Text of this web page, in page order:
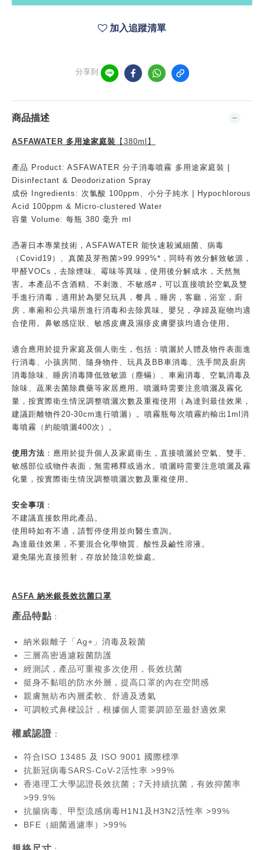
加入追蹤清單
分享到
商品描述
ASFAWATER 多用途家庭裝 【380ml】
產品 Product: ASFAWATER 分子消毒噴霧 多用途家庭裝 |
Disinfectant & Deodorization Spray
成份 Ingredients: 次氯酸 100ppm、小分子純水 | Hypochlorous
Acid 100ppm & Micro-clustered Water
容量 Volume: 每瓶 380 毫升 ml
憑著日本專業技術，ASFAWATER 能快速殺滅細菌、病毒
（Covid19）、真菌及芽孢菌>99.999%*，同時有效分解致敏源，
甲醛VOCs，去除煙味、霉味等異味，使用後分解成水，天然無
害。本產品不含酒精、不刺激、不敏感#，可以直接噴於空氣及雙
手進行消毒，適用於為嬰兒玩具，餐具，睡房，客廳，浴室，廚
房，車廂和公共場所進行消毒和去除異味。嬰兒，孕婦及寵物均適
合使用。鼻敏感症狀、敏感皮膚及濕疹皮膚嬰孩均適合使用。
適合應用於提升家庭及個人衛生，包括：噴灑於人體及物件表面進
行消毒、小孩房間、隨身物件、玩具及BB車消毒、洗手間及廚房
消毒除味、睡房消毒降低致敏源（塵蟎）、車廂消毒、空氣消毒及
除味、蔬果去菌除農藥等家居應用。噴灑時需要注意噴灑及霧化
量，按實際衛生情況調整噴灑次數及重複使用（為達到最佳效果，
建議距離物件20-30cm進行噴灑）。噴霧瓶每次噴霧約輸出1ml消
毒噴霧（約能噴灑400次）。
使用方法 ：應用於提升個人及家庭衛生，直接噴灑於空氣、雙手、
敏感部位或物件表面，無需稀釋或過水。噴灑時需要注意噴灑及霧
化量，按實際衛生情況調整噴灑次數及重複使用。
安全事項 ：
不建議直接飲用此產品。
使用時如有不適，請暫停使用並向醫生查詢。
為達最佳效果，不要混合化學物質、酸性及鹼性溶液。
避免陽光直接照射，存放於陰涼乾燥處。
ASFA 納米銀長效抗菌口罩
產品特點 ：
納米銀離子「Ag+」消毒及殺菌
三層高密過濾殺菌防護
經測試，產品可重複多次使用，長效抗菌
挺身不黏咀的防水外層，提高口罩的內在空間感
親膚無紡布內層柔軟、舒適及透氣
可調較式鼻樑設計，根據個人需要調節至最舒適效果
權威認證 ：
符合ISO 13485 及 ISO 9001 國際標準
抗新冠病毒SARS-CoV-2活性率 >99%
香港理工大學認證長效抗菌；7天持續抗菌，有效抑菌率
>99.9%
抗腸病毒、甲型流感病毒H1N1及H3N2活性率 >99%
BFE（細菌過濾率）>99%